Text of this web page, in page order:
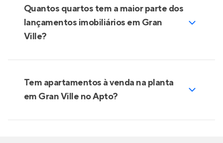
Quantos quartos tem a maior parte dos
lançamentos imobiliários em Gran
Ville?
Tem apartamentos à venda na planta
em Gran Ville no Apto?